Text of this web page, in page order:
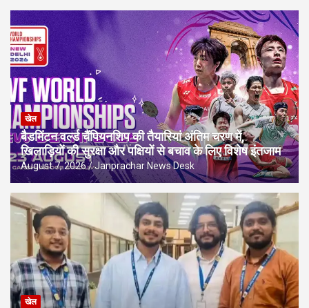
खेल
बैडमिंटन वर्ल्ड चैंपियनशिप की तैयारियां अंतिम चरण में,
खिलाड़ियों की सुरक्षा और पक्षियों से बचाव के लिए विशेष इंतजाम
August 7, 2026 Janprachar News Desk
खेल